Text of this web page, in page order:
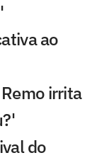
ao
irrita
do